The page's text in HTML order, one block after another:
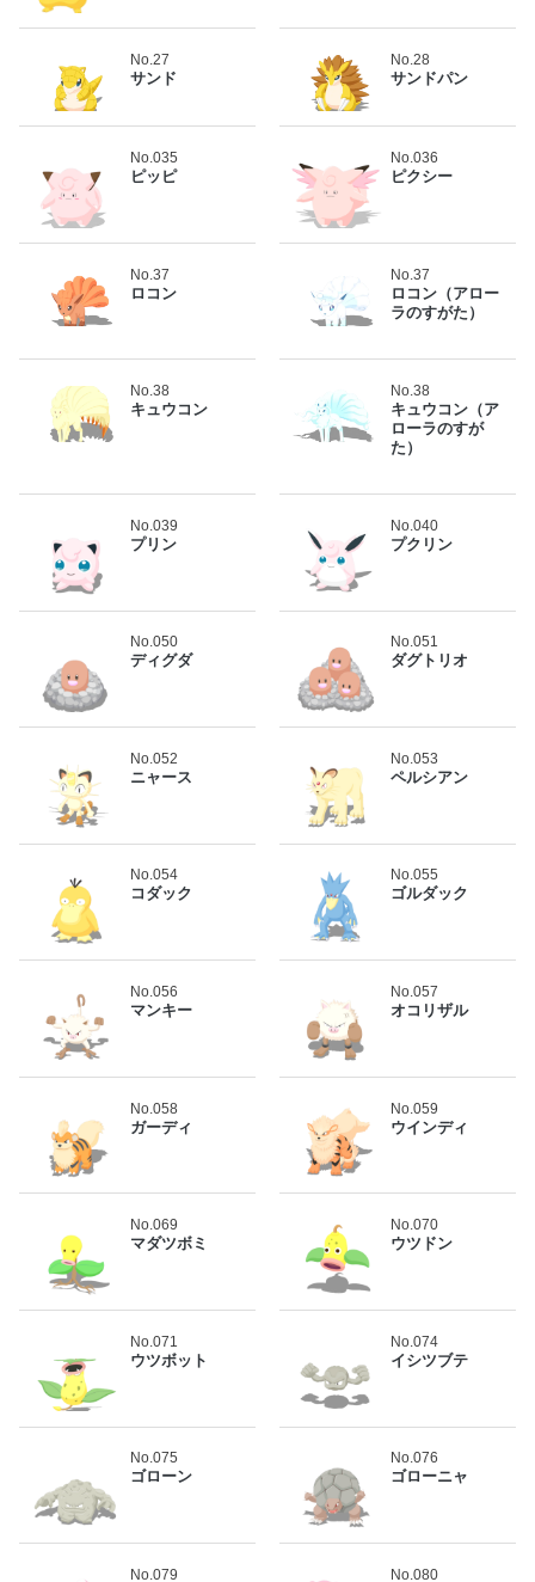
No.27
サンド
No.28
サンドパン
No.035
ピッピ
No.036
ピクシー
No.37
ロコン
No.37
ロコン（アロー
ラのすがた）
No.38
キュウコン
No.38
キュウコン（ア
ローラのすが
た）
No.039
プリン
No.040
プクリン
No.050
ディグダ
No.051
ダグトリオ
No.052
ニャース
No.053
ペルシアン
No.054
コダック
No.055
ゴルダック
No.056
マンキー
No.057
オコリザル
No.058
ガーディ
No.059
ウインディ
No.069
マダツボミ
No.070
ウツドン
No.071
ウツボット
No.074
イシツブテ
No.075
ゴローン
No.076
ゴローニャ
No.079 No.080